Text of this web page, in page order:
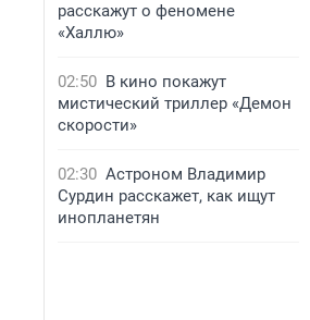
расскажут о феномене
«Халлю»
02:50 В кино покажут
мистический триллер «Демон
скорости»
02:30 Астроном Владимир
Сурдин расскажет, как ищут
инопланетян